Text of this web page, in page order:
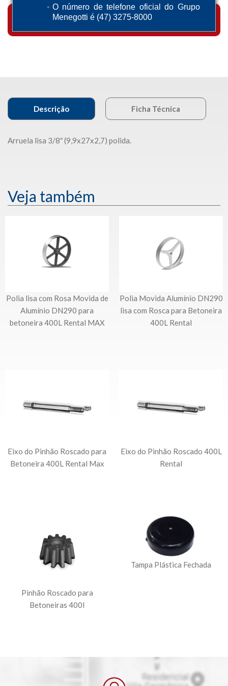
O número de telefone oficial do Grupo
Menegotti é (47) 3275-8000
TENHO INTERESSE
Descrição Ficha Técnica
Arruela lisa 3/8″ (9,9x27x2,7) polida.
Veja também
Polia lisa com Rosa Movida de
Alumínio DN290 para
betoneira 400L Rental MAX
Polia Movida Alumínio DN290
lisa com Rosca para Betoneira
400L Rental
Eixo do Pinhão Roscado para
Betoneira 400L Rental Max
Eixo do Pinhão Roscado 400L
Rental
Pinhão Roscado para
Betoneiras 400l
Tampa Plástica Fechada